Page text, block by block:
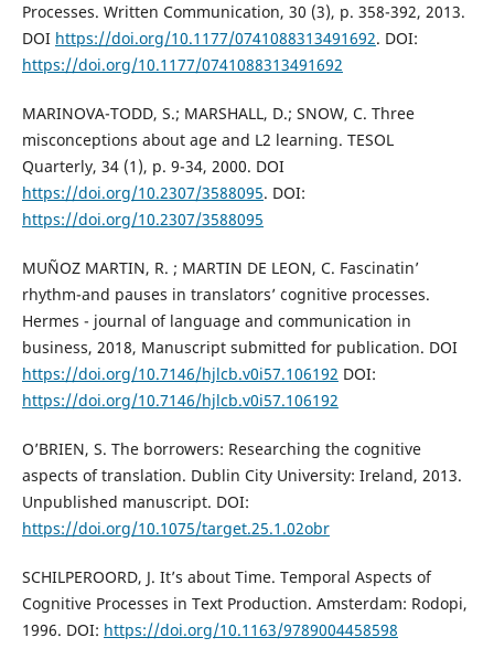
Processes. Written Communication, 30 (3), p. 358-392, 2013.
DOI https://doi.org/10.1177/0741088313491692. DOI:
https://doi.org/10.1177/0741088313491692
MARINOVA-TODD, S.; MARSHALL, D.; SNOW, C. Three
misconceptions about age and L2 learning. TESOL
Quarterly, 34 (1), p. 9-34, 2000. DOI
https://doi.org/10.2307/3588095. DOI:
https://doi.org/10.2307/3588095
MUÑOZ MARTIN, R. ; MARTIN DE LEON, C. Fascinatin’
rhythm-and pauses in translators’ cognitive processes.
Hermes - journal of language and communication in
business, 2018, Manuscript submitted for publication. DOI
https://doi.org/10.7146/hjlcb.v0i57.106192 DOI:
https://doi.org/10.7146/hjlcb.v0i57.106192
O’BRIEN, S. The borrowers: Researching the cognitive
aspects of translation. Dublin City University: Ireland, 2013.
Unpublished manuscript. DOI:
https://doi.org/10.1075/target.25.1.02obr
SCHILPEROORD, J. It’s about Time. Temporal Aspects of
Cognitive Processes in Text Production. Amsterdam: Rodopi,
1996. DOI: https://doi.org/10.1163/9789004458598